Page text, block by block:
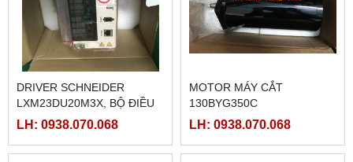
DRIVER SCHNEIDER
LXM23DU20M3X, BỘ ĐIỀU
KHIỂN SERVO
LH: 0938.070.068
MOTOR MÁY CẮT
130BYG350C
LH: 0938.070.068